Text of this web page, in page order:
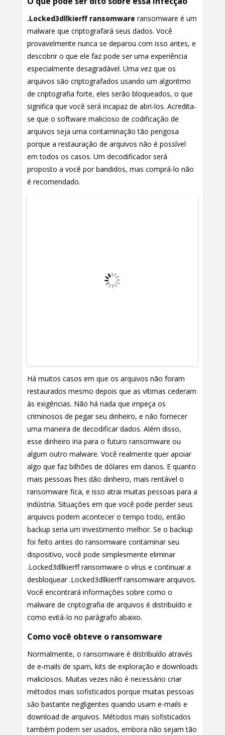
.Locked3dllkierff ransomware ransomware é um
malware que criptografará seus dados. Você
provavelmente nunca se deparou com isso antes, e
descobrir o que ele faz pode ser uma experiência
especialmente desagradável. Uma vez que os
arquivos são criptografados usando um algoritmo
de criptografia forte, eles serão bloqueados, o que
significa que você será incapaz de abri-los. Acredita-
se que o software malicioso de codificação de
arquivos seja uma contaminação tão perigosa
porque a restauração de arquivos não é possível
em todos os casos. Um decodificador será
proposto a você por bandidos, mas comprá-lo não
é recomendado.
Há muitos casos em que os arquivos não foram
restaurados mesmo depois que as vítimas cederam
às exigências. Não há nada que impeça os
criminosos de pegar seu dinheiro, e não fornecer
uma maneira de decodificar dados. Além disso,
esse dinheiro iria para o futuro ransomware ou
algum outro malware. Você realmente quer apoiar
algo que faz bilhões de dólares em danos. E quanto
mais pessoas lhes dão dinheiro, mais rentável o
ransomware fica, e isso atrai muitas pessoas para a
indústria. Situações em que você pode perder seus
arquivos podem acontecer o tempo todo, então
backup seria um investimento melhor. Se o backup
foi feito antes do ransomware contaminar seu
dispositivo, você pode simplesmente eliminar
.Locked3dllkierff ransomware o vírus e continuar a
desbloquear .Locked3dllkierff ransomware arquivos.
Você encontrará informações sobre como o
malware de criptografia de arquivos é distribuído e
como evitá-lo no parágrafo abaixo.
Como você obteve o ransomware
Normalmente, o ransomware é distribuído através
de e-mails de spam, kits de exploração e downloads
maliciosos. Muitas vezes não é necessário criar
métodos mais sofisticados porque muitas pessoas
são bastante negligentes quando usam e-mails e
download de arquivos. Métodos mais sofisticados
também podem ser usados, embora não sejam tão